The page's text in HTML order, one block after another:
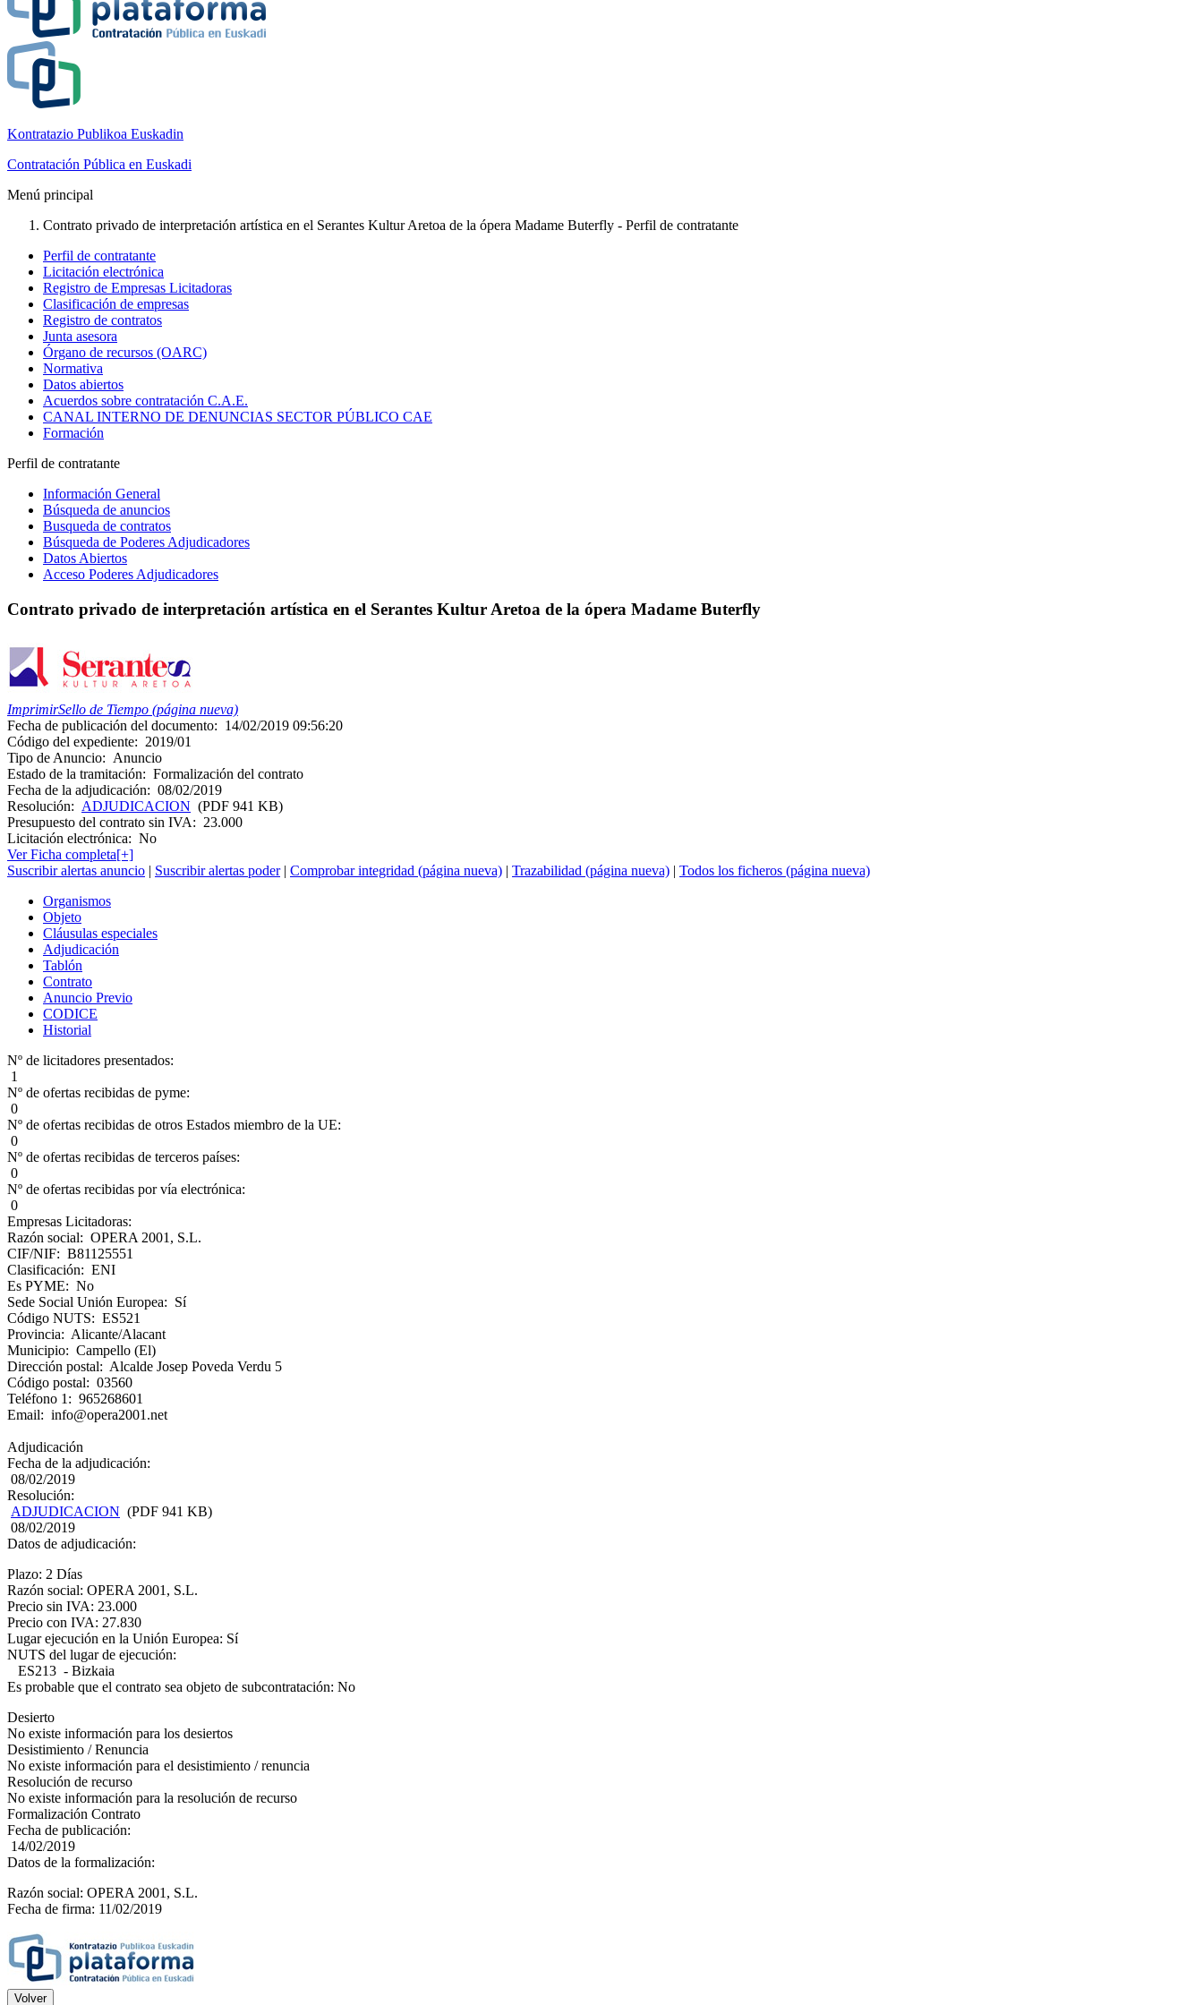
Kontratazio Publikoa Euskadin
Contratación Pública en Euskadi
Menú principal
Contrato privado de interpretación artística en el Serantes Kultur Aretoa de la ópera Madame Buterfly - Perfil de contratante
Perfil de contratante
Licitación electrónica
Registro de Empresas Licitadoras
Clasificación de empresas
Registro de contratos
Junta asesora
Órgano de recursos (OARC)
Normativa
Datos abiertos
Acuerdos sobre contratación C.A.E.
CANAL INTERNO DE DENUNCIAS SECTOR PÚBLICO CAE
Formación
Perfil de contratante
Información General
Búsqueda de anuncios
Busqueda de contratos
Búsqueda de Poderes Adjudicadores
Datos Abiertos
Acceso Poderes Adjudicadores
Contrato privado de interpretación artística en el Serantes Kultur Aretoa de la ópera Madame Buterfly
ImprimirSello de Tiempo (página nueva)
Fecha de publicación del documento: 14/02/2019 09:56:20
Código del expediente: 2019/01
Tipo de Anuncio: Anuncio
Estado de la tramitación: Formalización del contrato
Fecha de la adjudicación: 08/02/2019
Resolución: ADJUDICACION (PDF 941 KB)
Presupuesto del contrato sin IVA: 23.000
Licitación electrónica: No
Ver Ficha completa[+]
Suscribir alertas anuncio | Suscribir alertas poder| Comprobar integridad (página nueva) | Trazabilidad (página nueva) | Todos los ficheros (página nueva)
Organismos
Objeto
Cláusulas especiales
Adjudicación
Tablón
Contrato
Anuncio Previo
CODICE
Historial
Nº de licitadores presentados:
1
Nº de ofertas recibidas de pyme:
0
Nº de ofertas recibidas de otros Estados miembro de la UE:
0
Nº de ofertas recibidas de terceros países:
0
Nº de ofertas recibidas por vía electrónica:
0
Empresas Licitadoras:
Razón social: OPERA 2001, S.L.
CIF/NIF: B81125551
Clasificación: ENI
Es PYME: No
Sede Social Unión Europea: Sí
Código NUTS: ES521
Provincia: Alicante/Alacant
Municipio: Campello (El)
Dirección postal: Alcalde Josep Poveda Verdu 5
Código postal: 03560
Teléfono 1: 965268601
Email: info@opera2001.net
Adjudicación
Fecha de la adjudicación:
08/02/2019
Resolución:
ADJUDICACION (PDF 941 KB)
08/02/2019
Datos de adjudicación:
Plazo: 2 Días
Razón social: OPERA 2001, S.L.
Precio sin IVA: 23.000
Precio con IVA: 27.830
Lugar ejecución en la Unión Europea: Sí
NUTS del lugar de ejecución:
ES213 - Bizkaia
Es probable que el contrato sea objeto de subcontratación: No
Desierto
No existe información para los desiertos
Desistimiento / Renuncia
No existe información para el desistimiento / renuncia
Resolución de recurso
No existe información para la resolución de recurso
Formalización Contrato
Fecha de publicación:
14/02/2019
Datos de la formalización:
Razón social: OPERA 2001, S.L.
Fecha de firma: 11/02/2019